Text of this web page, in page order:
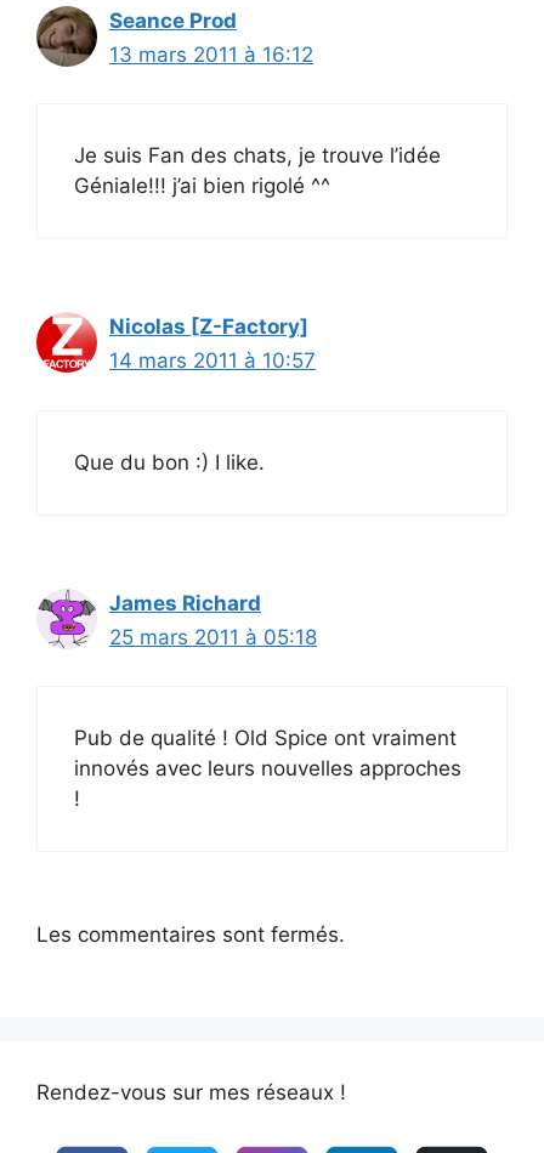
Seance Prod
13 mars 2011 à 16:12
Je suis Fan des chats, je trouve l’idée
Géniale!!! j’ai bien rigolé ^^
Nicolas [Z-Factory]
14 mars 2011 à 10:57
Que du bon :) I like.
James Richard
25 mars 2011 à 05:18
Pub de qualité ! Old Spice ont vraiment
innovés avec leurs nouvelles approches
!
Les commentaires sont fermés.
Rendez-vous sur mes réseaux !